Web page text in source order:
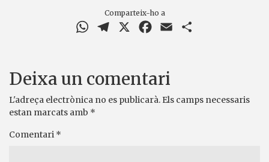
Comparteix-ho a
WhatsAppTelegram Facebook
Email
Deixa un comentari
L'adreça electrònica no es publicarà. Els camps necessaris
estan marcats amb *
Comentari *